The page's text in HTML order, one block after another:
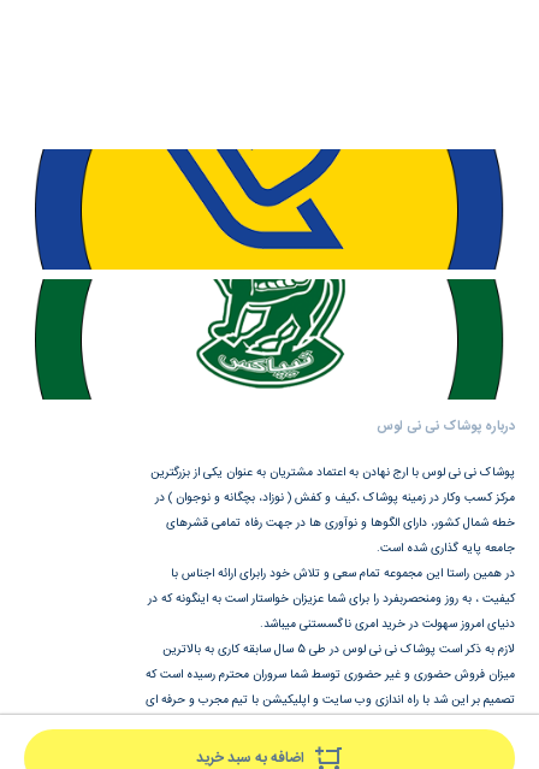
اضافه به سبد خرید
درباره پوشاک نی نی لوس
پوشاک نی نی لوس با ارج نهادن به اعتماد مشتریان به عنوان یکی از بزرگترین
مرکز کسب وکار در زمینه پوشاک ،کیف و کفش ( نوزاد، بچگانه و نوجوان ) در
خطه شمال کشور، دارای الگوها و نوآوری ها در جهت رفاه تمامی قشرهای
جامعه پایه گذاری شده است.
در همین راستا این مجموعه تمام سعی و تلاش خود رابرای ارائه اجناس با
کیفیت ، به روز ومنحصربفرد را برای شما عزیزان خواستار است به اینگونه که در
دنیای امروز سهولت در خرید امری ناگسستنی میباشد.
لازم به ذکر است پوشاک نی نی لوس در طی 5 سال سابقه کاری به بالاترین
میزان فروش حضوری و غیر حضوری توسط شما سروران محترم رسیده است که
تصمیم بر این شد با راه اندازی وب سایت و اپلیکیشن با تیم مجرب و حرفه ای
در هرشرایط ساعات شبانه روز با خیالی راحت وآسوده خریدتان را انجام دهید.